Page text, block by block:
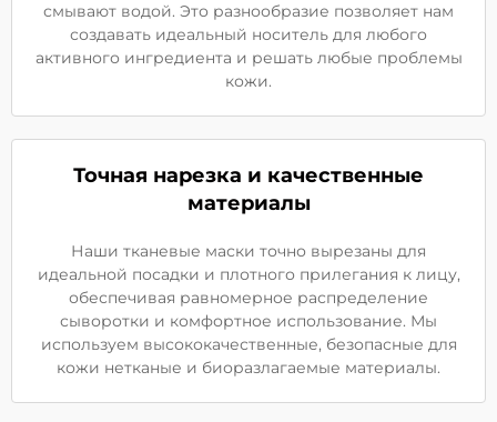
смывают водой. Это разнообразие позволяет нам
создавать идеальный носитель для любого
активного ингредиента и решать любые проблемы
кожи.
Точная нарезка и качественные
материалы
Наши тканевые маски точно вырезаны для
идеальной посадки и плотного прилегания к лицу,
обеспечивая равномерное распределение
сыворотки и комфортное использование. Мы
используем высококачественные, безопасные для
кожи нетканые и биоразлагаемые материалы.